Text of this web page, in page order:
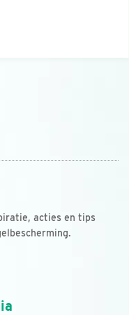
acties en tips